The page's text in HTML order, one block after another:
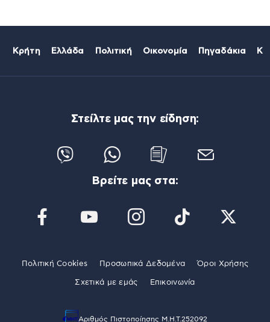
Κρήτη Ελλάδα Πολιτική Οικονομία Πηγαδάκια
Στείλτε μας την είδηση:
Βρείτε μας στα:
Πολιτική Cookies Προσωπικά Δεδομένα Όροι Χρήσης
Σχετικά με εμάς Επικοινωνία
Αριθμός Πιστοποίησης Μ.Η.Τ.252092